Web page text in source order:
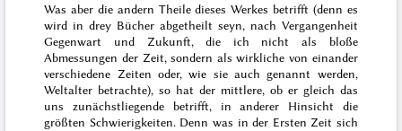
Was aber die andern Theile dieses Werkes betrifft (denn es
wird in drey Bücher abgetheilt seyn, nach Vergangenheit
Gegenwart und Zukunft, die ich nicht als bloße
Abmessungen der Zeit, sondern als wirkliche von einander
verschiedene Zeiten oder, wie sie auch genannt werden,
Weltalter betrachte), so hat der mittlere, ob er gleich das
uns zunächstliegende betrifft, in anderer Hinsicht die
größten Schwierigkeiten. Denn was in der Ersten Zeit sich